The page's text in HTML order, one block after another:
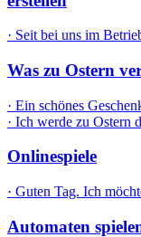
· Seit bei uns im
Was zu Ostern
· Ein schönes
· Ich werde zu Ostern
Onlinespiele
· Guten Tag. Ich
Automaten